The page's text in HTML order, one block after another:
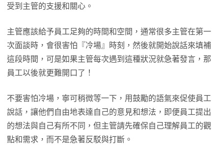
受到主管的支援和關心。
主管應該給予員工足夠的時間和空間，通常很多主管在第一
次面談時，會很害怕『冷場』時刻，然後就開始說話來填補
這段時間，可是如果主管每次遇到這種狀況就急著發言，那
員工以後就更難開口了！
不要害怕冷場，寧可稍微等一下，用鼓勵的語氣來促使員工
說話，讓他們自由地表達自己的意見和想法，即便員工提出
的想法與自己有所不同，但主管請先確保自己理解員工的觀
點和需求，而不是急著反駁與打斷。